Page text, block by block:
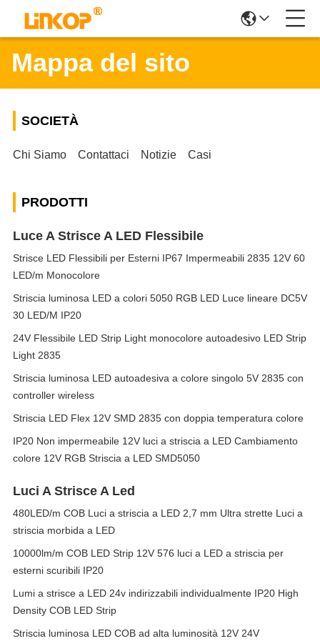
Mappa del sito
SOCIETÀ
Chi Siamo Contattaci Notizie Casi
PRODOTTI
Luce A Strisce A LED Flessibile
Strisce LED Flessibili per Esterni IP67 Impermeabili 2835 12V 60
LED/m Monocolore
Striscia luminosa LED a colori 5050 RGB LED Luce lineare DC5V
30 LED/M IP20
24V Flessibile LED Strip Light monocolore autoadesivo LED Strip
Light 2835
Striscia luminosa LED autoadesiva a colore singolo 5V 2835 con
controller wireless
Striscia LED Flex 12V SMD 2835 con doppia temperatura colore
IP20 Non impermeabile 12V luci a striscia a LED Cambiamento
colore 12V RGB Striscia a LED SMD5050
Luci A Strisce A Led
480LED/m COB Luci a striscia a LED 2,7 mm Ultra strette Luci a
striscia morbida a LED
10000lm/m COB LED Strip 12V 576 luci a LED a striscia per
esterni scuribili IP20
Lumi a strisce a LED 24v indirizzabili individualmente IP20 High
Density COB LED Strip
Striscia luminosa LED COB ad alta luminosità 12V 24V